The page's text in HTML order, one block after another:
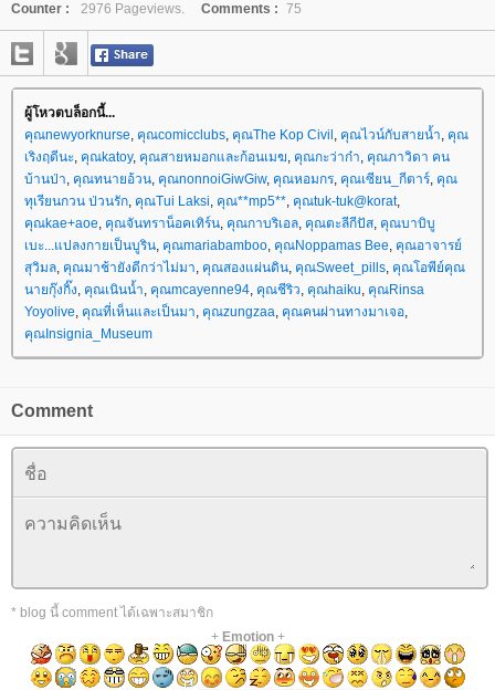
Counter : 2976 Pageviews. Comments : 75
ผู้โหวตบล็อกนี้...
คุณnewyorknurse, คุณcomicclubs, คุณThe Kop Civil , คุณไวน์กับสายน้ำ, คุณ
เริงฤดีนะ, คุณkatoy, คุณสายหมอกและก้อนเมฆ, คุณกะว่าก๋า, คุณภาวิดา คน
บ้านป่า, คุณทนายอ้วน, คุณnonnoiGiwGiw, คุณหอมกร, คุณเซียน_กีตาร์, คุณ
ทุเรียนกวน ป่วนรัก, คุณTui Laksi, คุณ**mp5**, คุณtuk-tuk@korat,
คุณkae+aoe, คุณจันทราน็อคเทิร์น, คุณกาบริเอล, คุณตะลีกีปัส, คุณบาบิบู
เบะ...แปลงกายเป็นบูริน, คุณmariabamboo, คุณNoppamas Bee, คุณอาจารย์
สุวิมล, คุณมาช้ายังดีกว่าไม่มา, คุณสองแผ่นดิน, คุณSweet_pills, คุณโอพีย์คุณ
นายกุ๊งกิ๊ง, คุณเนินน้ำ, คุณmcayenne94, คุณชีริว, คุณhaiku, คุณRinsa
Yoyolive, คุณที่เห็นและเป็นมา, คุณzungzaa, คุณคนผ่านทางมาเจอ,
คุณInsignia_Museum
Comment
* blog นี้ comment ได้เฉพาะสมาชิก
+ Emotion+